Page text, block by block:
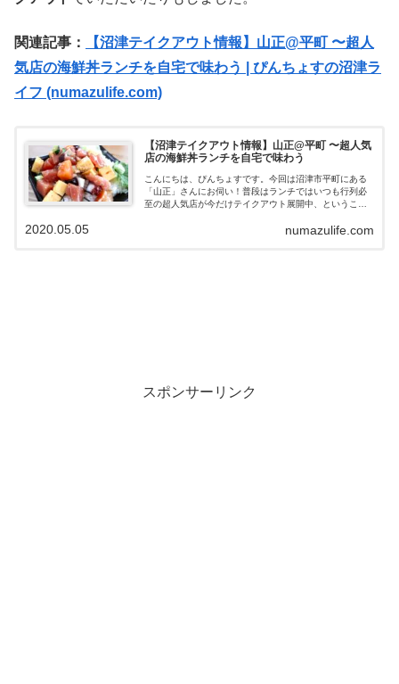
関連記事：
【沼津テイクアウト情報】山正@平町 〜超人
気店の海鮮丼ランチを自宅で味わう | ぴんちょすの沼津ラ
イフ (numazulife.com)
【沼津テイクアウト情報】山正@平町 〜超人気
店の海鮮丼ランチを自宅で味わう
こんにちは、ぴんちょすです。今回は沼津市平町にある
「山正」さんにお伺い！普段はランチではいつも行列必
至の超人気店が今だけテイクアウト展開中、ということ
沼津市平町「山正」さん。今回お伺いした「...numazulife.com
2020.05.05
スポンサーリンク